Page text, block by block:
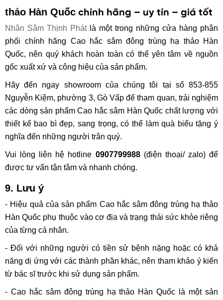
thảo Hàn Quốc chính hãng – uy tín – giá tốt
Nhân Sâm Thịnh Phátlà một trong những cửa hàng phân
phối chính hãng Cao hắc sâm đông trùng hạ thảo Hàn
Quốc, nên quý khách hoàn toàn có thể yên tâm về nguồn
gốc xuất xứ và công hiệu của sản phẩm.
Hãy đến ngay showroom của chúng tôi tại số 853-855
Nguyễn Kiệm, phường 3, Gò Vấp để tham quan, trải nghiệm
các dòng sản phẩm Cao hắc sâm Hàn Quốc chất lượng với
thiết kế bao bì đẹp, sang trọng, có thể làm quà biếu tặng ý
nghĩa đến những người trân quý.
Vui lòng liên hệ hotline 0907799988(điện thoại/ zalo) để
được tư vấn tận tâm và nhanh chóng.
9. Lưu ý
- Hiệu quả của sản phẩm Cao hắc sâm đông trùng hạ thảo
Hàn Quốc phụ thuộc vào cơ địa và trạng thái sức khỏe riêng
của từng cá nhân.
- Đối với những người có tiền sử bệnh nặng hoặc có khả
năng dị ứng với các thành phần khác, nên tham khảo ý kiến
từ bác sĩ trước khi sử dụng sản phẩm.
- Cao hắc sâm đông trùng hạ thảo Hàn Quốc là một sản